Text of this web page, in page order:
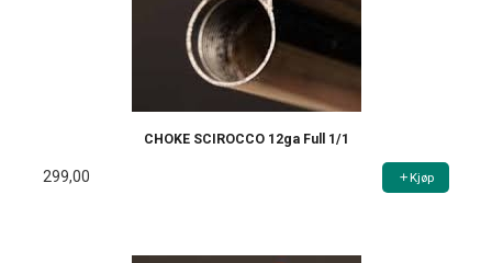
CHOKE SCIROCCO 12ga Full 1/1
299,00 Kjøp